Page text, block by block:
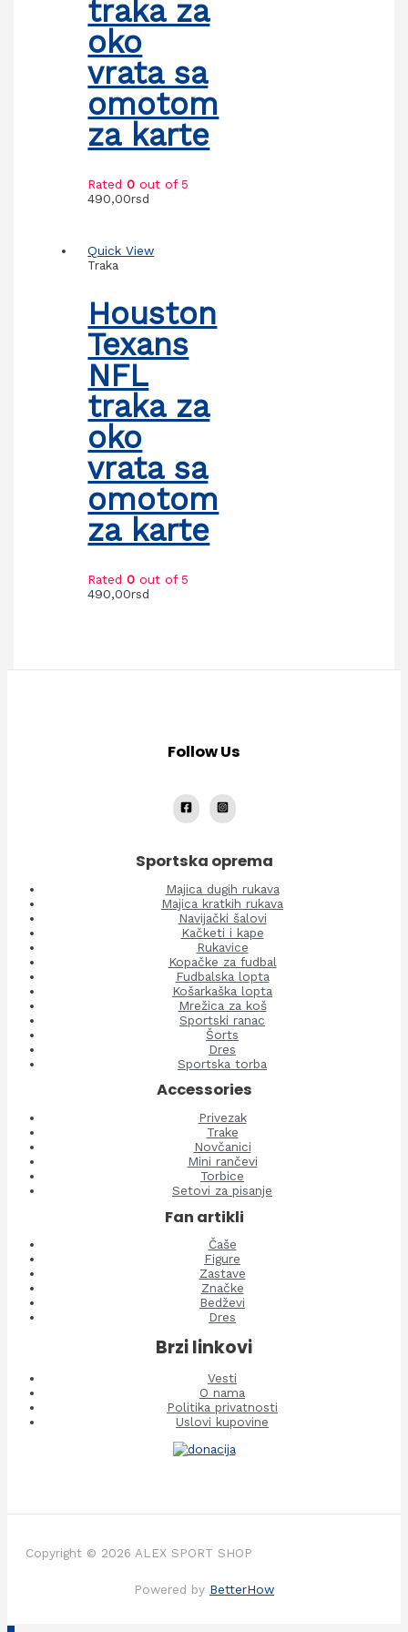
traka za
oko
vrata sa
omotom
za karte
Rated0 out of 5
490,00rsd
Quick View
Traka
Houston
Texans
NFL
traka za
oko
vrata sa
omotom
za karte
Rated0 out of 5
490,00rsd
Follow Us
Sportska oprema
Majica dugih rukava
Majica kratkih rukava
Navijački šalovi
Kačketi i kape
Rukavice
Kopačke za fudbal
Fudbalska lopta
Košarkaška lopta
Mrežica za koš
Sportski ranac
Šorts
Dres
Sportska torba
Accessories
Privezak
Trake
Novčanici
Mini rančevi
Torbice
Setovi za pisanje
Fan artikli
Čaše
Figure
Zastave
Značke
Bedževi
Dres
Brzi linkovi
Vesti
O nama
Politika privatnosti
Uslovi kupovine
Copyright © 2026 ALEX SPORT SHOP
Powered by BetterHow